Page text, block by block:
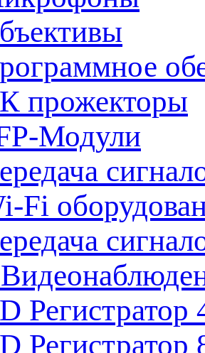
прожекторы
Модули
Fi
Регистратор
Регистратор